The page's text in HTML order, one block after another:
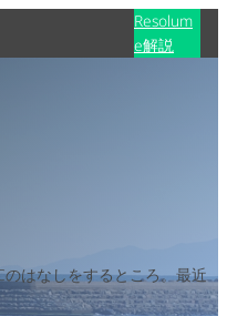
Resolum
e解説
のはなしをするところ。最近